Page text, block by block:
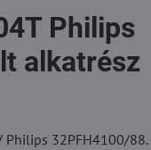
Philips
alkatrész
Philips 32PFH4100/88.